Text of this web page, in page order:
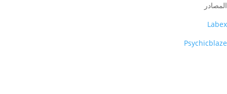
المصادر
Labex
Psychicblaze